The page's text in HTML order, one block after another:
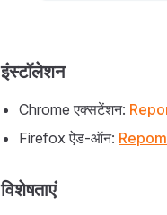
इंस्टॉलेशन
Chrome एक्सटेंशन:
Firefox ऐड-ऑन:
विशेषताएं